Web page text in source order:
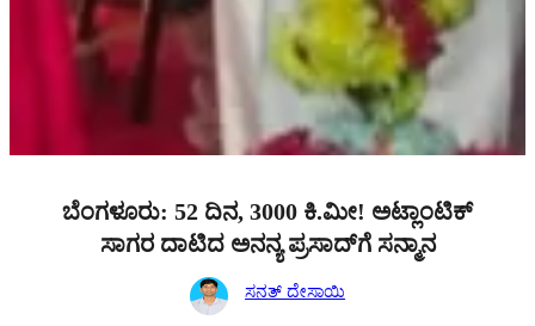
ಬೆಂಗಳೂರು: 52 ದಿನ, 3000 ಕಿ.ಮೀ! ಅಟ್ಲಾಂಟಿಕ್
ಸಾಗರ ದಾಟಿದ ಅನನ್ಯ ಪ್ರಸಾದ್‌ಗೆ ಸನ್ಮಾನ
ಸನತ್ ದೇಸಾಯಿ